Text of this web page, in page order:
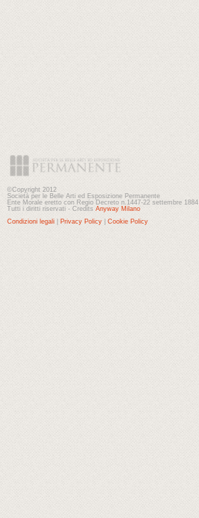
©Copyright 2012
Società per le Belle Arti ed Esposizione Permanente
Ente Morale eretto con Regio Decreto n.1447-22 settembre 1884
Tutti i diritti riservati - Credits Anyway Milano
Condizioni legali
Privacy Policy Cookie Policy